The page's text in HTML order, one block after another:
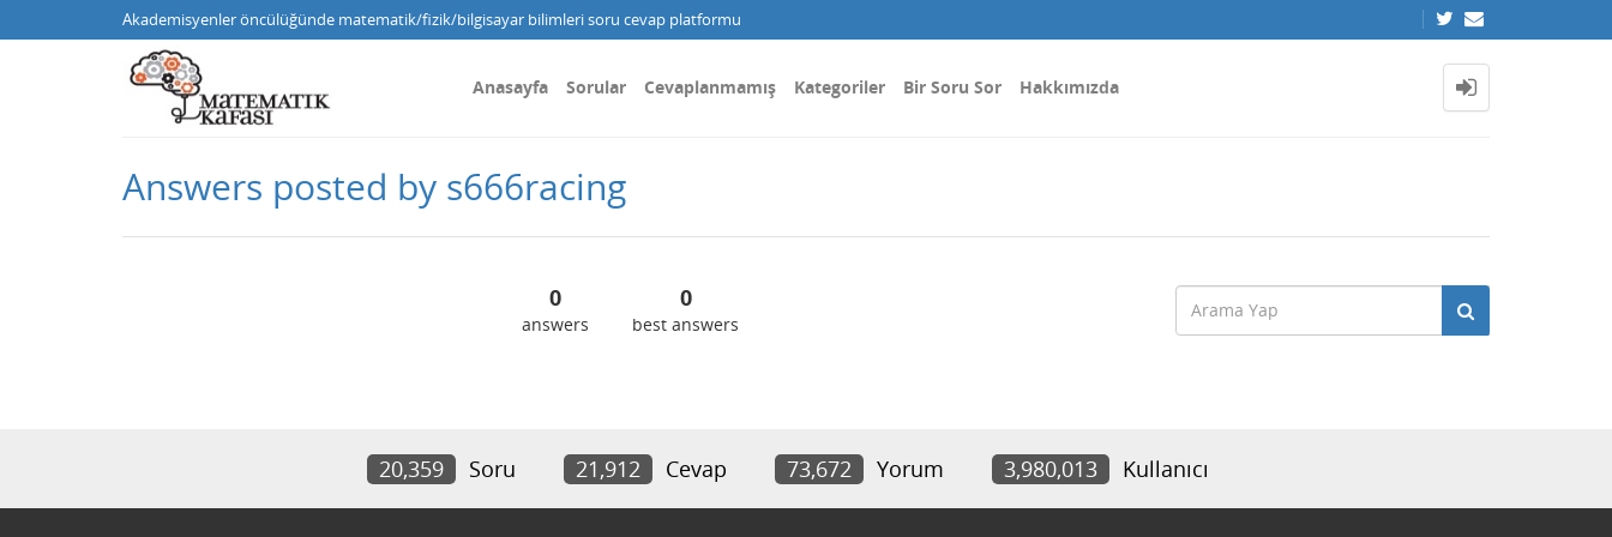
Akademisyenler öncülüğünde matematik/fizik/bilgisayar bilimleri soru cevap platformu
Anasayfa Sorular Cevaplanmamış Kategoriler Bir Soru Sor Hakkımızda
Answers posted by s666racing
0
answers
0
best answers
20,359 Soru 21,912 Cevap 73,672 Yorum 3,980,013 Kullanıcı